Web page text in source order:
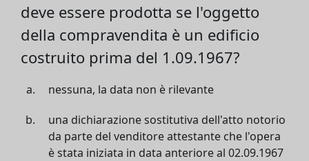
deve essere prodotta se l'oggetto
della compravendita è un edificio
costruito prima del 1.09.1967?
nessuna, la data non è rilevante
una dichiarazione sostitutiva dell'atto notorio
da parte del venditore attestante che l'opera
è stata iniziata in data anteriore al 02.09.1967